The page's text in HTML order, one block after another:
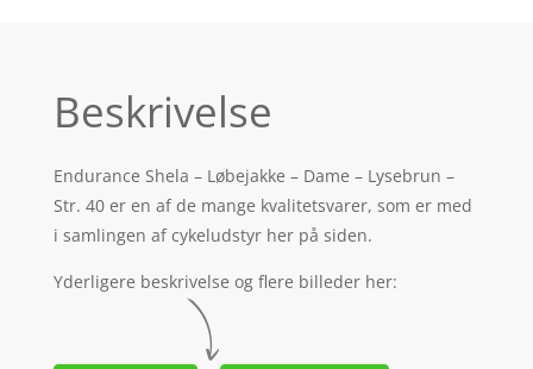
Beskrivelse
Endurance Shela – Løbejakke – Dame – Lysebrun –
Str. 40 er en af de mange kvalitetsvarer, som er med
i samlingen af cykeludstyr her på siden.
Yderligere beskrivelse og flere billeder her: